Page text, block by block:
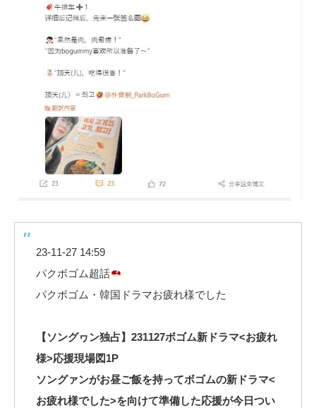
23-11-27 14:59
パクボゴム超話
パクボゴム・韓国ドラマお疲れ様でした
【ソングヮン独占】231127ボゴム新ドラマ<お疲れ
様>応援現場図1P
ソングァンがお昼ご飯を持ってボゴムの新ドラマ<
お疲れ様でした>を向けて準備した応援が今日つい